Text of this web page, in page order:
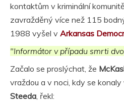
kontaktům v kriminální komunitě.
zavražděný více než 115
1988 vyšel v Arkansas
"Informátor v případu smrti
Začalo se proslýchat, že
vraždou a v noci, kdy se
Steeda , řekl: